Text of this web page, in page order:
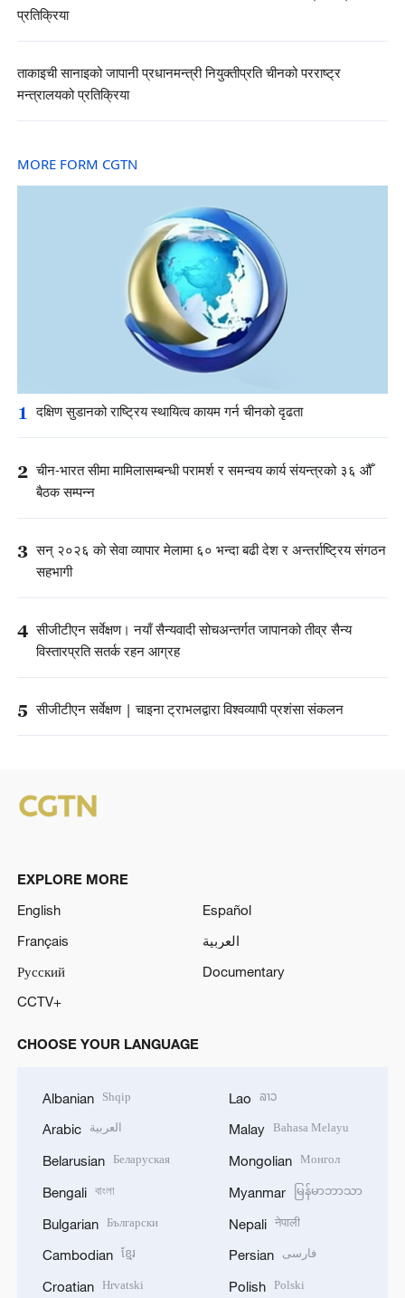
प्रतिक्रिया
ताकाइची सानाइको जापानी प्रधानमन्त्री नियुक्तीप्रति चीनको परराष्ट्र
मन्त्रालयको प्रतिक्रिया
MORE FORM CGTN
1 दक्षिण सुडानको राष्ट्रिय स्थायित्व कायम गर्न चीनको दृढता
2 चीन-भारत सीमा मामिलासम्बन्धी परामर्श र समन्वय कार्य संयन्त्रको ३६ औँ
बैठक सम्पन्न
3 सन् २०२६ को सेवा व्यापार मेलामा ६० भन्दा बढी देश र अन्तर्राष्ट्रिय संगठन
सहभागी
4 सीजीटीएन सर्वेक्षण। नयाँ सैन्यवादी सोचअन्तर्गत जापानको तीव्र सैन्य
विस्तारप्रति सतर्क रहन आग्रह
5 सीजीटीएन सर्वेक्षण | चाइना ट्राभलद्वारा विश्वव्यापी प्रशंसा संकलन
EXPLORE MORE
English
Español
Français
العربية
Русский
Documentary
CCTV+
CHOOSE YOUR LANGUAGE
Albanian Shqip
Arabic العربية
Belarusian Беларуская
Bengali বাংলা
Bulgarian Български
Cambodian ខ្មែរ
Croatian Hrvatski
Lao ລາວ
Malay Bahasa Melayu
Mongolian Монгол
Myanmar မြန်မာဘာသာ
Nepali नेपाली
Persian فارسی
Polish Polski